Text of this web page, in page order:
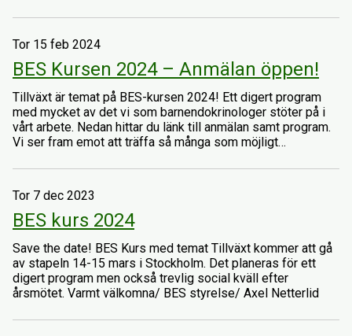
Tor 15 feb 2024
BES Kursen 2024 – Anmälan öppen!
Tillväxt är temat på BES-kursen 2024! Ett digert program
med mycket av det vi som barnendokrinologer stöter på i
vårt arbete. Nedan hittar du länk till anmälan samt program.
Vi ser fram emot att träffa så många som möjligt…
Tor 7 dec 2023
BES kurs 2024
Save the date! BES Kurs med temat Tillväxt kommer att gå
av stapeln 14-15 mars i Stockholm. Det planeras för ett
digert program men också trevlig social kväll efter
årsmötet. Varmt välkomna/ BES styrelse/ Axel Netterlid